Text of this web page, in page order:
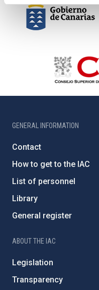
GENERAL INFORMATION
Contact
How to get to the IAC
List of personnel
Library
General register
ABOUT THE IAC
Legislation
Transparency